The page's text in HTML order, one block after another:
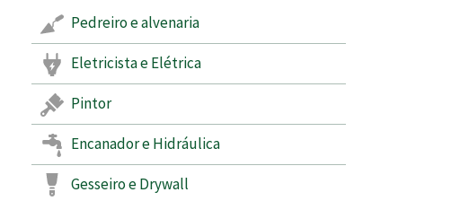
Pedreiro e alvenaria
Eletricista e Elétrica
Pintor
Encanador e Hidráulica
Gesseiro e Drywall